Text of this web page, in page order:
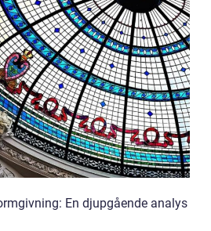
En djupgående analys